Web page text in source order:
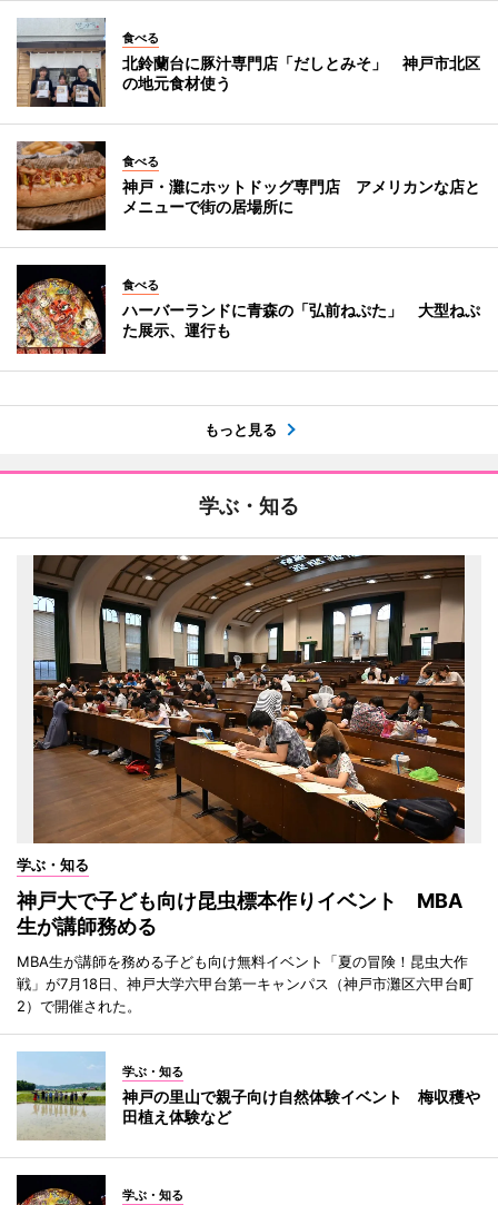
食べる
北鈴蘭台に豚汁専門店「だしとみそ」 神戸市北区
の地元食材使う
食べる
神戸・灘にホットドッグ専門店 アメリカンな店と
メニューで街の居場所に
食べる
ハーバーランドに青森の「弘前ねぷた」 大型ねぷ
た展示、運行も
もっと見る
学ぶ・知る
学ぶ・知る
神戸大で子ども向け昆虫標本作りイベント MBA
生が講師務める
MBA生が講師を務める子ども向け無料イベント「夏の冒険！昆虫大作
戦」が7月18日、神戸大学六甲台第一キャンパス（神戸市灘区六甲台町
2）で開催された。
学ぶ・知る
神戸の里山で親子向け自然体験イベント 梅収穫や
田植え体験など
学ぶ・知る